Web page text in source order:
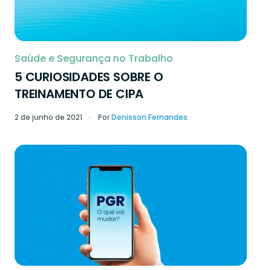
Saúde e Segurança no Trabalho
5 CURIOSIDADES SOBRE O
TREINAMENTO DE CIPA
2 de junho de 2021 PorDenisson Fernandes